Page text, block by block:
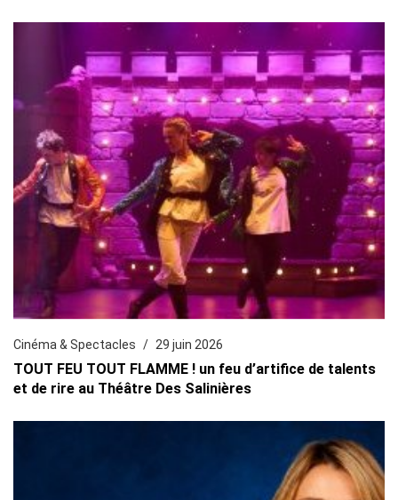
Cinéma & Spectacles 29 juin 2026
TOUT FEU TOUT FLAMME ! un feu d’artifice de talents
et de rire au Théâtre Des Salinières